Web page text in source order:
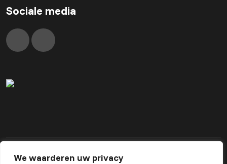
We waarderen uw privacy
Sociale media